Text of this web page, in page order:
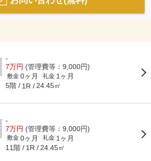
-
7万円 (管理費等：9,000円)
敷金 0ヶ月 礼金 1ヶ月
5階 1R 24.45㎡
-
7万円 (管理費等：9,000円)
敷金 0ヶ月 礼金 1ヶ月
11階 1R 24.45㎡